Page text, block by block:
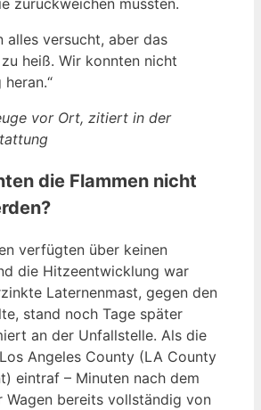
alles versucht, aber das
heiß. Wir konnten nicht
heran.“
vor Ort, zitiert in der
die Flammen nicht
verfügten über keinen
die Hitzeentwicklung war
Laternenmast, gegen den
stand noch Tage später
an der Unfallstelle. Als die
Angeles County (LA County
eintraf – Minuten nach dem
Wagen bereits vollständig von